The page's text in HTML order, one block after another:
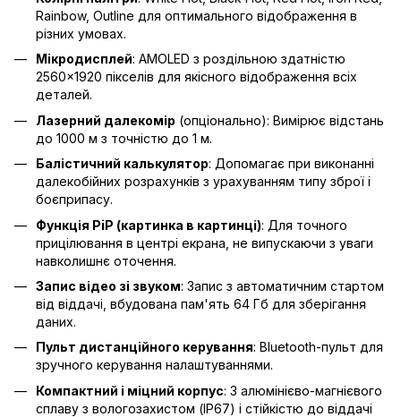
Rainbow, Outline для оптимального відображення в
різних умовах.
Мікродисплей: AMOLED з роздільною здатністю
2560×1920 пікселів для якісного відображення всіх
деталей.
Лазерний далекомір (опціонально): Вимірює відстань
до 1000 м з точністю до 1 м.
Балістичний калькулятор: Допомагає при виконанні
далекобійних розрахунків з урахуванням типу зброї і
боєприпасу.
Функція PiP (картинка в картинці): Для точного
прицілювання в центрі екрана, не випускаючи з уваги
навколишнє оточення.
Запис відео зі звуком: Запис з автоматичним стартом
від віддачі, вбудована пам'ять 64 Гб для зберігання
даних.
Пульт дистанційного керування: Bluetooth-пульт для
зручного керування налаштуваннями.
Компактний і міцний корпус: З алюмінієво-магнієвого
сплаву з вологозахистом (IP67) і стійкістю до віддачі